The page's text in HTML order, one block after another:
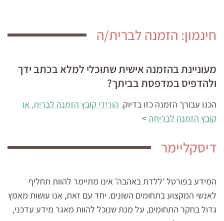
חינמון: הזמנה לברית/ה
מעוניינת בהזמנה אישית שתוכלי למלא בכתב ידך
ולהדפיס במדפסת בביתך?
הכנו עבורך הזמנה כזו בדיוק. הורידי קובץ הזמנה לברית, או
קובץ הזמנה לבריתה >
דיסקליימר
המידע בפורטל 'ללדת באהבה' אינו מתיימר להוות תחליף
לאנשי המקצוע בתחומים השונים. יחד עם זאת, אנו עושות מאמץ
גדול בחקר התחומים, על מנת שנוכל להוות מאגר מידע עדכני,